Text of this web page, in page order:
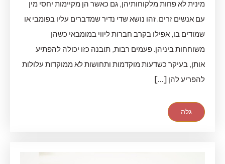
מינית לא פחות מלקוחותיהן, גם כאשר הן מקיימות יחסי מין
עם אנשים זרים. זהו נושא שדי נדיר שמדברים עליו בפומבי או
שמודים בו, אפילו בקרב חברות ליווי במומבאי כשהן
משוחחות ביניהן. פעמים רבות, תובנה כזו יכולה להפתיע
אותן, בעיקר כשדעות מוקדמות ותחושות לא ממוקדות עלולות
להפריע להן […]
גלה